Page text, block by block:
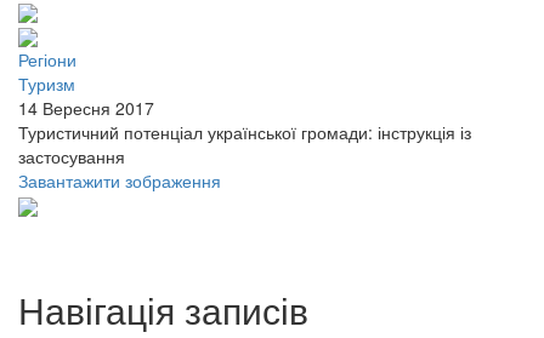
Регіони
Туризм
14 Вересня 2017
Туристичний потенціал української громади: інструкція із
застосування
Завантажити зображення
Навігація записів